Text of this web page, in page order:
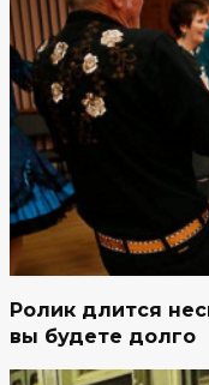
Ролик длится
вы будете долго